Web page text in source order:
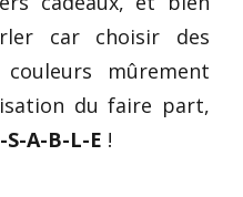
car choisir des
mûrement
du faire part,
A-B-L-E !